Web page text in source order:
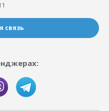
связь